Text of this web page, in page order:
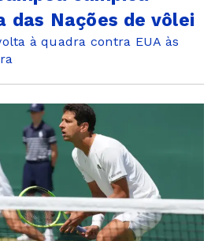
das Nações de vôlei
à quadra contra EUA às